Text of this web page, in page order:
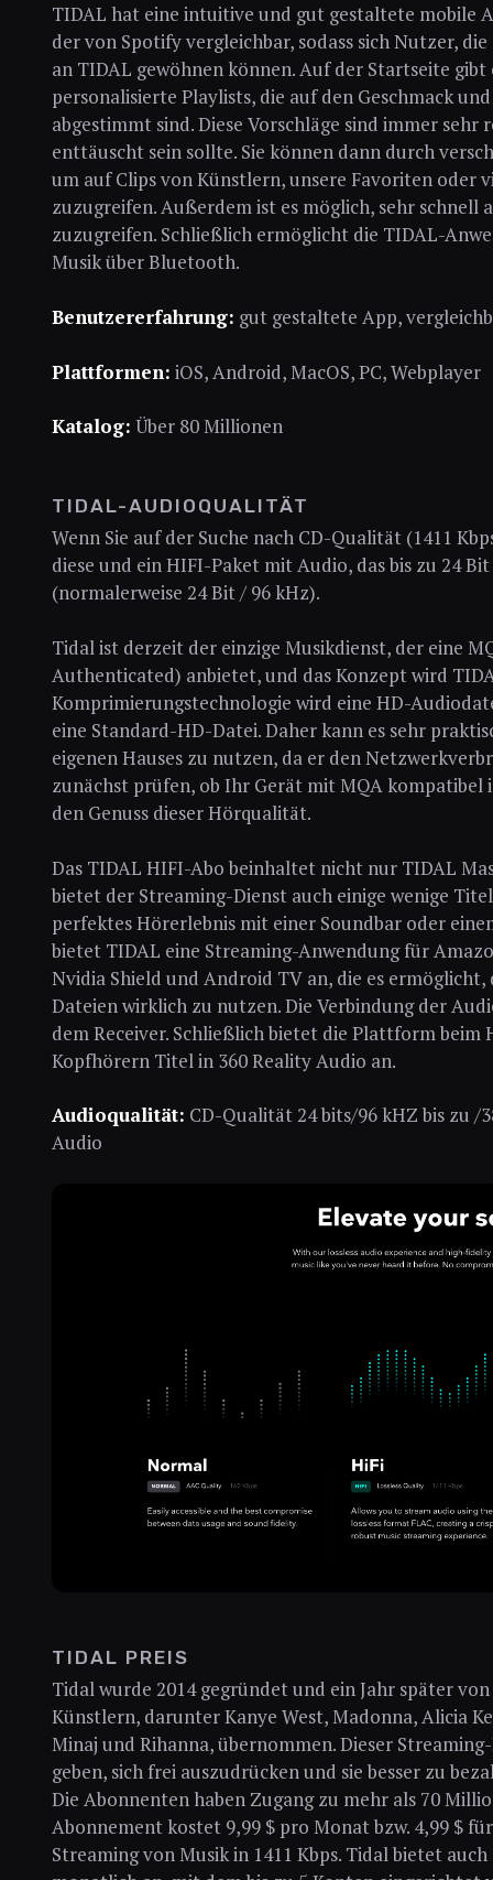
TIDAL hat eine intuitive und gut gestaltete mobile
der von Spotify vergleichbar, sodass sich Nutzer,
an TIDAL gewöhnen können. Auf der Startseite
personalisierte Playlists, die auf den Geschmack
abgestimmt sind. Diese Vorschläge sind immer sehr
enttäuscht sein sollte. Sie können dann durch
um auf Clips von Künstlern, unsere Favoriten oder
zuzugreifen. Außerdem ist es möglich, sehr schnell
zuzugreifen. Schließlich ermöglicht die TIDAL-
Musik über Bluetooth.
Benutzererfahrung: gut gestaltete App,
Plattformen: iOS, Android, MacOS, PC, Webplayer
Katalog: Über 80 Millionen
TIDAL-AUDIOQUALITÄT
Wenn Sie auf der Suche nach CD-Qualität (1411
diese und ein HIFI-Paket mit Audio, das bis zu 24
(normalerweise 24 Bit / 96 kHz).
Tidal ist derzeit der einzige Musikdienst, der eine
Authenticated) anbietet, und das Konzept wird
Komprimierungstechnologie wird eine HD-
eine Standard-HD-Datei. Daher kann es sehr
eigenen Hauses zu nutzen, da er den
zunächst prüfen, ob Ihr Gerät mit MQA kompatibel
den Genuss dieser Hörqualität.
Das TIDAL HIFI-Abo beinhaltet nicht nur TIDAL
bietet der Streaming-Dienst auch einige wenige
perfektes Hörerlebnis mit einer Soundbar oder
bietet TIDAL eine Streaming-Anwendung für
Nvidia Shield und Android TV an, die es
Dateien wirklich zu nutzen. Die Verbindung der
dem Receiver. Schließlich bietet die Plattform
Kopfhörern Titel in 360 Reality Audio an.
Audioqualität: CD-Qualität 24 bits/96 kHZ bis zu /
Audio
TIDAL PREIS
Tidal wurde 2014 gegründet und ein Jahr später
Künstlern, darunter Kanye West, Madonna, Alicia
Minaj und Rihanna, übernommen. Dieser
geben, sich frei auszudrücken und sie besser zu
Die Abonnenten haben Zugang zu mehr als 70
Abonnement kostet 9,99 $ pro Monat bzw. 4,99 $
Streaming von Musik in 1411 Kbps. Tidal bietet